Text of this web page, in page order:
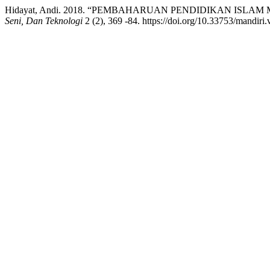
Hidayat, Andi. 2018. “PEMBAHARUAN PENDIDIKAN
Seni, Dan Teknologi 2 (2), 369 -84. https://doi.org/10.33753/